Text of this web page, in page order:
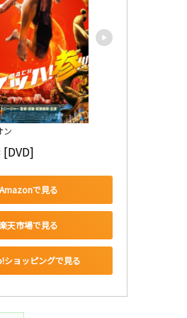
ン
[DVD]
Amazonで見る
天市場で見る
ショッピングで見る